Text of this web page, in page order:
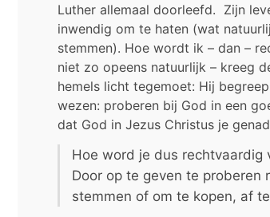
Luther allemaal doorleefd. Zijn
inwendig om te haten (wat
stemmen). Hoe wordt ik – dan –
niet zo opeens natuurlijk – kreeg
hemels licht tegemoet: Hij
wezen: proberen bij God in een
dat God in Jezus Christus je
Hoe word je dus rechtvaardig
Door op te geven te proberen
stemmen of om te kopen, af